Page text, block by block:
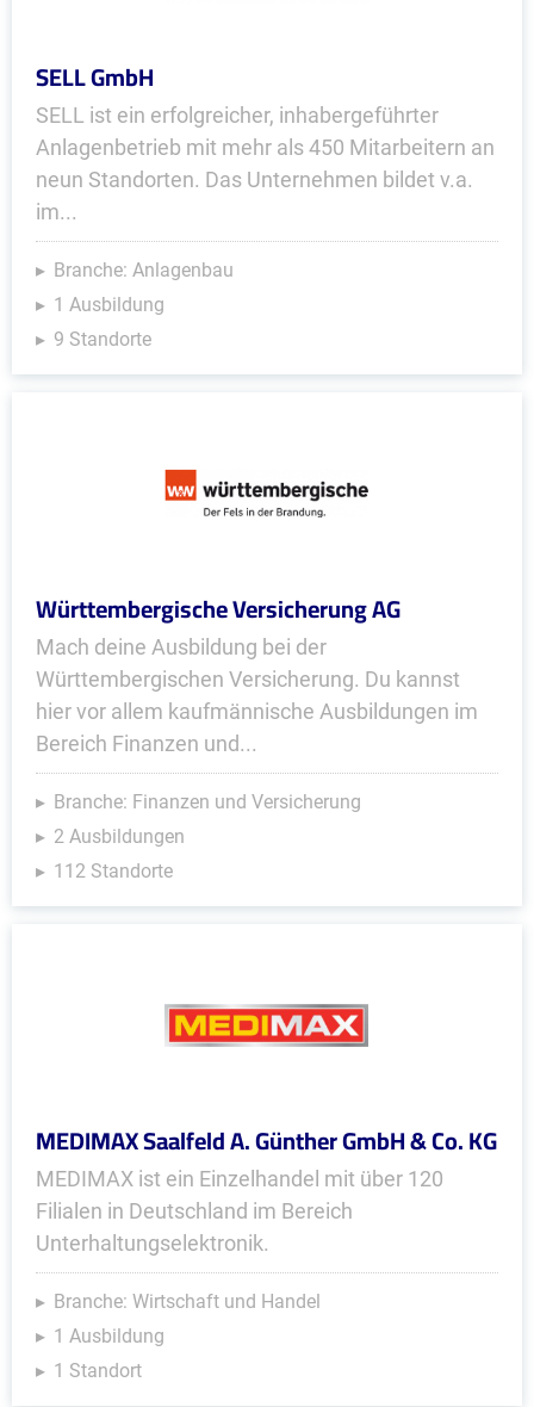
SELL GmbH
SELL ist ein erfolgreicher, inhabergeführter
Anlagenbetrieb mit mehr als 450 Mitarbeitern an
neun Standorten. Das Unternehmen bildet v.a.
im...
Branche: Anlagenbau
1 Ausbildung
9 Standorte
Württembergische Versicherung AG
Mach deine Ausbildung bei der
Württembergischen Versicherung. Du kannst
hier vor allem kaufmännische Ausbildungen im
Bereich Finanzen und...
Branche: Finanzen und Versicherung
2 Ausbildungen
112 Standorte
MEDIMAX Saalfeld A. Günther GmbH & Co. KG
MEDIMAX ist ein Einzelhandel mit über 120
Filialen in Deutschland im Bereich
Unterhaltungselektronik.
Branche: Wirtschaft und Handel
1 Ausbildung
1 Standort